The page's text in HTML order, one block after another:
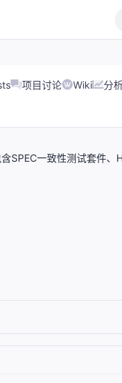
项目讨论 Wiki 分
SPEC一致性测试套件